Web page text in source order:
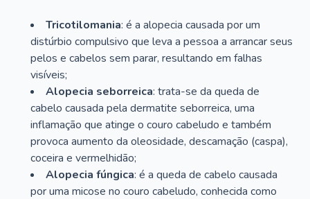
Tricotilomania: é a alopecia causada por um
distúrbio compulsivo que leva a pessoa a arrancar seus
pelos e cabelos sem parar, resultando em falhas
visíveis;
Alopecia seborreica: trata-se da queda de
cabelo causada pela dermatite seborreica, uma
inflamação que atinge o couro cabeludo e também
provoca aumento da oleosidade, descamação (caspa),
coceira e vermelhidão;
Alopecia fúngica: é a queda de cabelo causada
por uma micose no couro cabeludo, conhecida como